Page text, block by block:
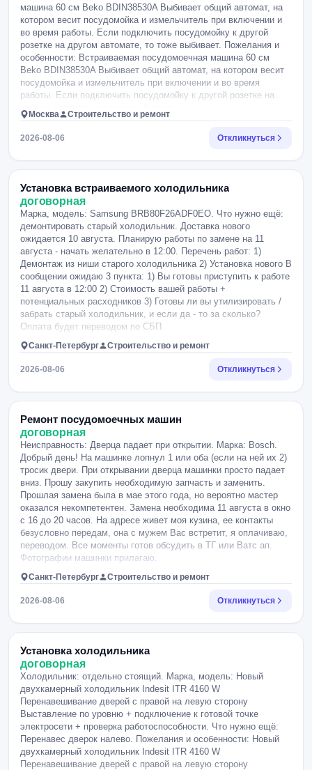
машина 60 см Beko BDIN38530A Выбивает общий автомат, на
котором весит посудомойка и измельчитель при включении и
во время работы. Если подключить посудомойку к другой
розетке на другом автомате, то тоже выбивает. Пожелания и
особенности: Встраиваемая посудомоечная машина 60 см
Beko BDIN38530A Выбивает общий автомат, на котором весит
посудомойка и измельчитель при включении и во время
работы. Если подключить посудомойку к другой розетке на
другом автомате, то тоже выбивает.
Москва Строительство и ремонт
2026-08-06 Откликнуться
Установка встраиваемого холодильника
договорная
Марка, модель: Samsung BRB80F26ADF0EO. Что нужно ещё:
демонтировать старый холодильник. Доставка нового
ожидается 10 августа. Планирую работы по замене на 11
августа - начать желательно в 12:00. Перечень работ: 1)
Демонтаж из ниши старого холодильника 2) Установка нового В
сообщении ожидаю 3 пункта: 1) Вы готовы приступить к работе
11 августа в 12:00 2) Стоимость вашей работы +
потенциальных расходников 3) Готовы ли вы утилизировать /
забрать старый холодильник, и если да - то за сколько?
Оплата будет переводом по СБП.
Санкт-Петербург Строительство и ремонт
2026-08-06 Откликнуться
Ремонт посудомоечных машин
договорная
Неисправность: Дверца падает при открытии. Марка: Bosch.
Добрый день! На машинке лопнул 1 или оба (если на ней их 2)
тросик двери. При открывании дверца машинки просто падает
вниз. Прошу закупить необходимую запчасть и заменить.
Прошлая замена была в мае этого года, но вероятно мастер
оказался некомпетентен. Замена необходима 11 августа в окно
с 16 до 20 часов. На адресе живет моя кузина, ее контакты
безусловно передам, она с мужем Вас встретит, я оплачиваю,
переводом. Все моменты готов обсудить в ТГ или Ватс ап.
Фотографии машинки прилагаю.
Санкт-Петербург Строительство и ремонт
2026-08-06 Откликнуться
Установка холодильника
договорная
Холодильник: отдельно стоящий. Марка, модель: Новый
двухкамерный холодильник Indesit ITR 4160 W
Перенавешивание дверей с правой на левую сторону
Выставление по уровню + подключение к готовой точке
электросети + проверка работоспособности. Что нужно ещё:
Перенавес дверок налево. Пожелания и особенности: Новый
двухкамерный холодильник Indesit ITR 4160 W
Перенавешивание дверей с правой на левую сторону